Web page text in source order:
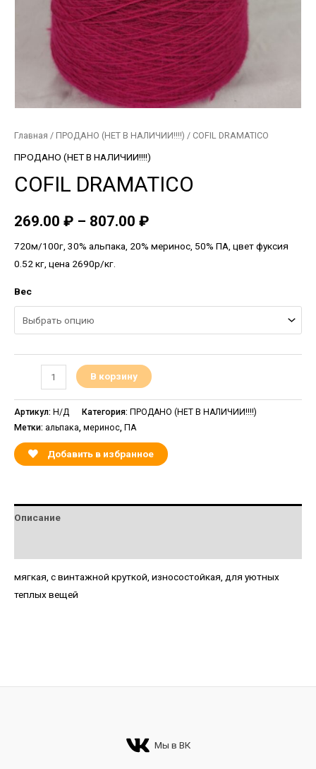
Главная / ПРОДАНО (НЕТ В НАЛИЧИИ!!!!) / COFIL DRAMATICO
ПРОДАНО (НЕТ В НАЛИЧИИ!!!!)
COFIL DRAMATICO
269.00 ₽ – 807.00 ₽
720м/100г, 30% альпака, 20% меринос, 50% ПА, цвет фуксия
0.52 кг, цена 2690р/кг.
Вес
В корзину
Артикул: Н/Д Категория: ПРОДАНО (НЕТ В НАЛИЧИИ!!!!)
Метки: альпака меринос ПА
Добавить в избранное
Описание
мягкая, с винтажной круткой, износостойкая, для уютных
теплых вещей
Мы в ВК